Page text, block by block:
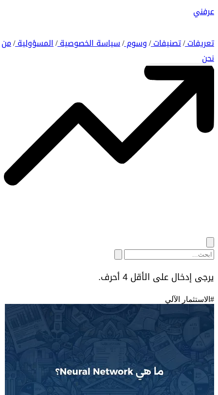
عرفني
تعريفات/ تصنيفات/ وسوم/ سياسة الخصوصية/ المسؤولية/ من
نحن
يرجى إدخال على الأقل 4 أحرف.
# الاستثمار الآلي